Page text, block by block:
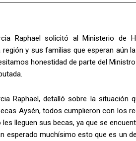
Raphael solicitó al Ministerio de
región y sus familias que esperan aún
honestidad de parte del
Raphael, detalló sobre la situación
Aysén, todos cumplieron con los
lleguen sus becas, ya que se
esperado muchísimo esto que es un